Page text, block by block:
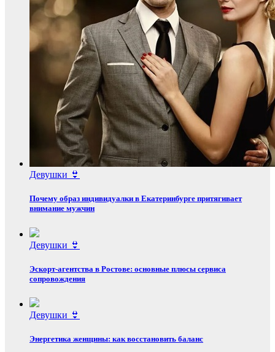
Девушки 👙
Почему образ индивидуалки в Екатеринбурге притягивает
внимание мужчин
Девушки 👙
Эскорт‑агентства в Ростове: основные плюсы сервиса
сопровождения
Девушки 👙
Энергетика женщины: как восстановить баланс